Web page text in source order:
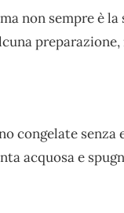
non sempre è la
congelate
acquosa e